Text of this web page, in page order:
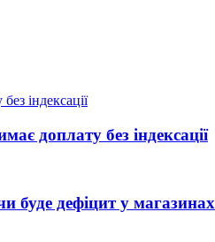
доплату без індексації
буде дефіцит у магазинах